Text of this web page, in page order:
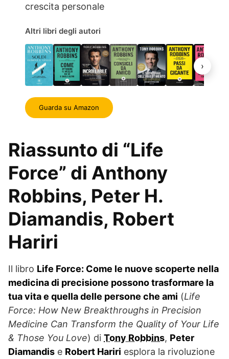
crescita personale
Altri libri degli autori
›
Guarda su Amazon
Riassunto di “Life
Force” di Anthony
Robbins, Peter H.
Diamandis, Robert
Hariri
Il libro Life Force: Come le nuove scoperte nella
medicina di precisione possono trasformare la
tua vita e quella delle persone che ami (Life
Force: How New Breakthroughs in Precision
Medicine Can Transform the Quality of Your Life
& Those You Love) di Tony Robbins, Peter
Diamandis e Robert Hariri esplora la rivoluzione